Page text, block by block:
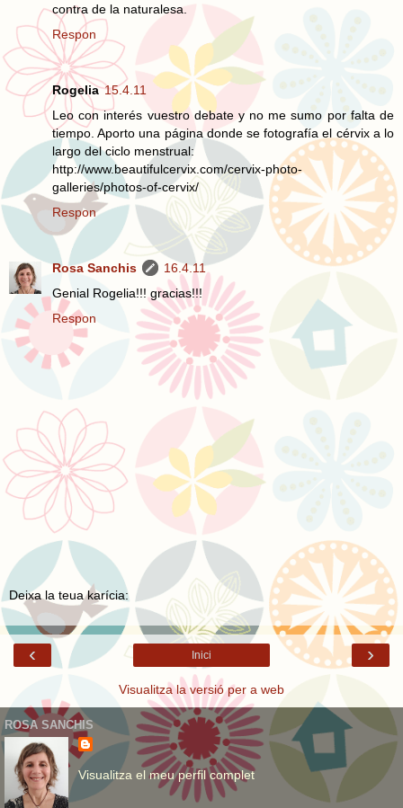
contra de la naturalesa.
Respon
Rogelia 15.4.11
Leo con interés vuestro debate y no me sumo por falta de
tiempo. Aporto una página donde se fotografía el cérvix a lo
largo del ciclo menstrual:
http://www.beautifulcervix.com/cervix-photo-
galleries/photos-of-cervix/
Respon
Rosa Sanchis
16.4.11
Genial Rogelia!!! gracias!!!
Respon
Deixa la teua karícia:
‹ ›
Inici
Visualitza la versió per a web
ROSA SANCHIS
Visualitza el meu perfil complet